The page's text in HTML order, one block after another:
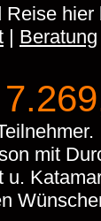
| Beratung
mit